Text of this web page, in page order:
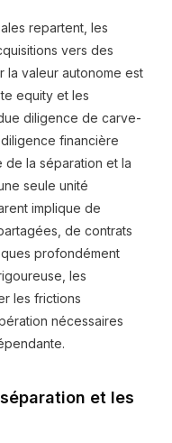
repartent, les
vers des
la valeur autonome est
equity et les
diligence de carve-
financière
la séparation et la
seule unité
implique de
de contrats
profondément
les
les frictions
nécessaires
et les